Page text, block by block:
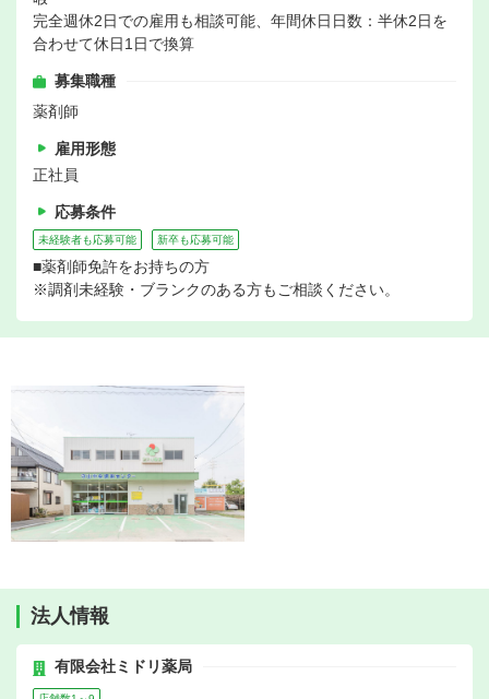
完全週休2日での雇用も相談可能、年間休日日数：半休2日を
合わせて休日1日で換算
募集職種
薬剤師
雇用形態
正社員
応募条件
未経験者も応募可能 新卒も応募可能
■薬剤師免許をお持ちの方
※調剤未経験・ブランクのある方もご相談ください。
法人情報
有限会社ミドリ薬局